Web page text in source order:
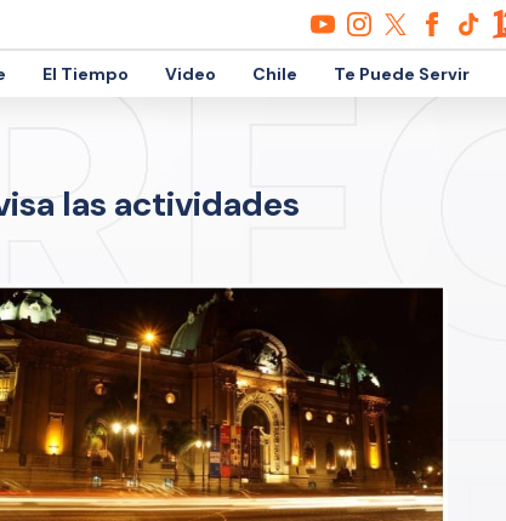
El Tiempo Video Chile Te Puede Servir
las actividades